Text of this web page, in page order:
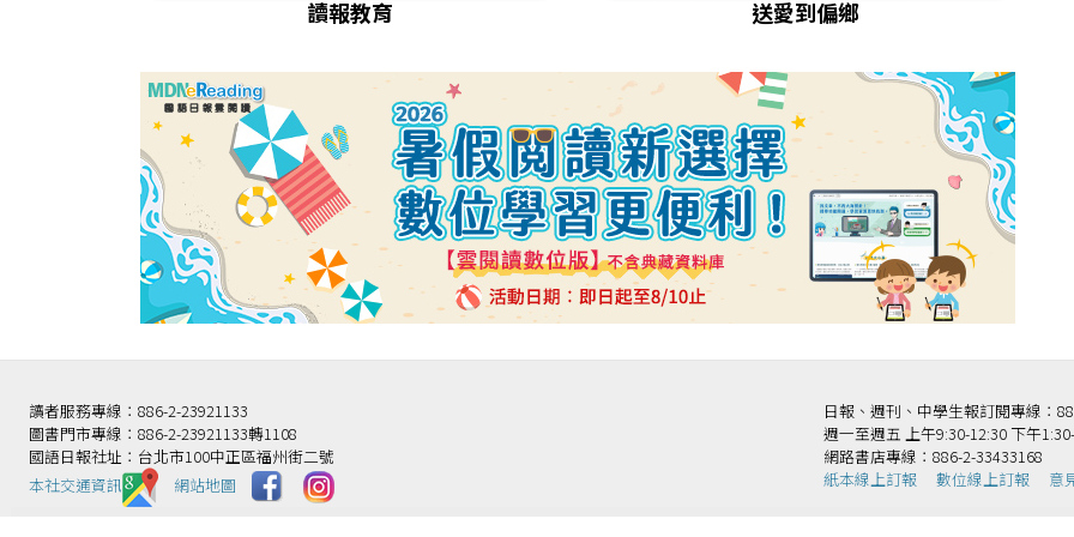
讀報教育 送愛到偏鄉
讀者服務專線：886-2-23921133
圖書門市專線：886-2-23921133轉1108
國語日報社址：台北市100中正區福州街二號
本社交通資訊️
網站地圖
日報、週刊、中學生報訂閱專線：
週一至週五 上午9:30-12:30 下午
網路書店專線：886-2-33433168
紙本線上訂報
數位線上訂報 意